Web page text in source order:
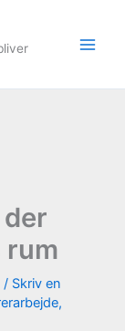
rum
/ Skriv en
,